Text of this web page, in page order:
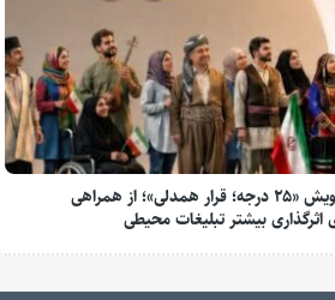
روایت شهروندان اصفهانی از پویش «۲۵ درجه؛ قرار همدلی»؛ از همراهی
اثرگذاری بیشتر تبلیغات محیطی